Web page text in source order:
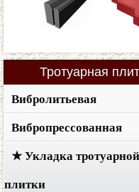
Тротуарная
Вибролитьевая
Вибропрессованная
★ Укладка тротуарной
плитки